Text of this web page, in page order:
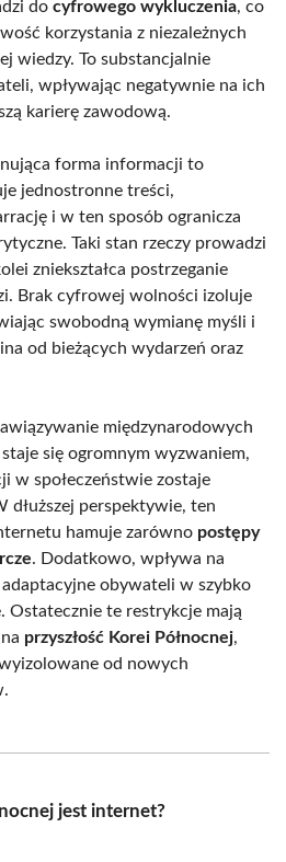
do cyfrowego wykluczenia, co
korzystania z niezależnych
wiedzy. To substancjalnie
wpływając negatywnie na ich
karierę zawodową.
forma informacji to
jednostronne treści,
i w ten sposób ogranicza
Taki stan rzeczy prowadzi
zniekształca postrzeganie
Brak cyfrowej wolności izoluje
swobodną wymianę myśli i
od bieżących wydarzeń oraz
międzynarodowych
się ogromnym wyzwaniem,
w społeczeństwie zostaje
dłuższej perspektywie, ten
hamuje zarówno postępy
. Dodatkowo, wpływa na
obywateli w szybko
Ostatecznie te restrykcje mają
przyszłość Korei Północnej,
od nowych
jest internet?